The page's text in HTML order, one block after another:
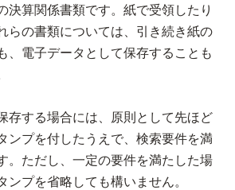
決算関係書類です。紙で受領したり
らの書類については、引き続き紙の
、電子データとして保存することも
存する場合には、原則として先ほど
ンプを付したうえで、検索要件を満
。ただし、一定の要件を満たした場
ンプを省略しても構いません。